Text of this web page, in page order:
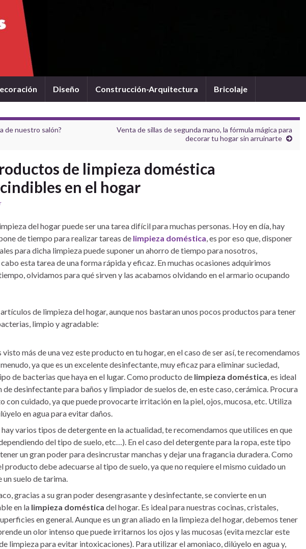
Diseño Construcción-Arquitectura Bricolaje
de nuestro salón?
Venta de sillas de segunda mano, la fórmula mágica para
decorar tu hogar sin arruinarte
de limpieza doméstica
en el hogar
del hogar puede ser una tarea difícil para muchas personas. Hoy en día, hay
de tiempo para realizar tareas de limpieza doméstica, es por eso que, disponer
para dicha limpieza puede suponer un ahorro de tiempo para nosotros,
esta tarea de una forma rápida y eficaz. En muchas ocasiones adquirimos
olvidamos para qué sirven y las acabamos olvidando en el armario ocupando
de limpieza del hogar, aunque nos bastaran unos pocos productos para tener
limpio y agradable:
visto más de una vez este producto en tu hogar, en el caso de ser así, te recomendamos
ya que es un excelente desinfectante, muy eficaz para eliminar suciedad,
de bacterias que haya en el lugar. Como producto de limpieza doméstica, es ideal
de desinfectante para baños y limpiador de suelos de, en este caso, cerámica. Procura
con cuidado, ya que puede provocarte irritación en la piel, ojos, mucosa, etc. Utiliza
en agua para evitar daños.
varios tipos de detergente en la actualidad, te recomendamos que utilices en que
del tipo de suelo, etc…). En el caso del detergente para la ropa, este tipo
un gran poder para desincrustar manchas y dejar una fragancia duradera. Como
producto debe adecuarse al tipo de suelo, ya que no requiere el mismo cuidado un
un suelo de tarima.
gracias a su gran poder desengrasante y desinfectante, se convierte en un
en la limpieza doméstica del hogar. Es ideal para nuestras cocinas, cristales,
en general. Aunque es un gran aliado en la limpieza del hogar, debemos tener
un olor intenso que puede irritarnos los ojos y las mucosas (evita mezclar este
limpieza para evitar intoxicaciones). Para utilizar el amoniaco, dilúyelo en agua y,